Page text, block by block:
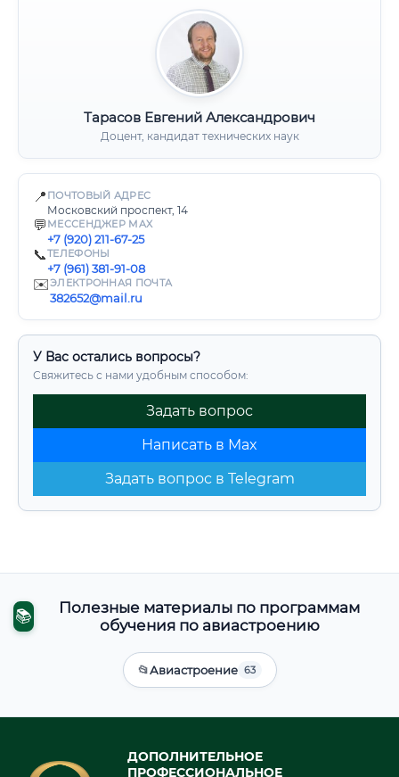
Тарасов Евгений Александрович
Доцент, кандидат технических наук
📍 ПОЧТОВЫЙ АДРЕС
Московский проспект, 14
💬 МЕССЕНДЖЕР MAX
+7 (920) 211-67-25
📞ТЕЛЕФОНЫ
+7 (961) 381-91-08
✉️ЭЛЕКТРОННАЯ ПОЧТА
382652@mail.ru
У Вас остались вопросы?
Свяжитесь с нами удобным способом:
Задать вопрос
Написать в Max
Задать вопрос в Telegram
📚
Полезные материалы по программам
обучения по авиастроению
📂Авиастроение 63
ДОПОЛНИТЕЛЬНОЕ
ПРОФЕССИОНАЛЬНОЕ